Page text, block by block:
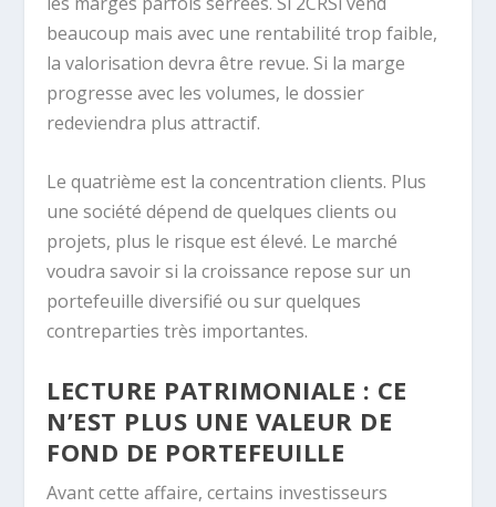
beaucoup mais avec une rentabilité trop faible,
la valorisation devra être revue. Si la marge
progresse avec les volumes, le dossier
redeviendra plus attractif.
Le quatrième est la concentration clients. Plus
une société dépend de quelques clients ou
projets, plus le risque est élevé. Le marché
voudra savoir si la croissance repose sur un
portefeuille diversifié ou sur quelques
contreparties très importantes.
LECTURE PATRIMONIALE : CE
N’EST PLUS UNE VALEUR DE
FOND DE PORTEFEUILLE
Avant cette affaire, certains investisseurs